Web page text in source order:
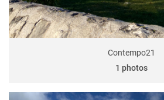
Contempo21
1 photos